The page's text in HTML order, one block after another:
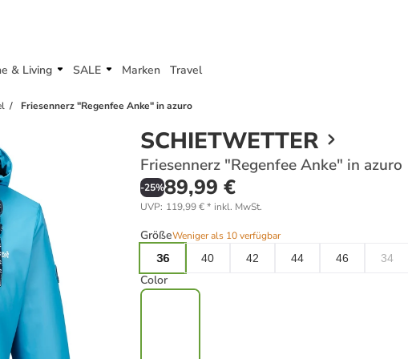
& Living SALE Marken Travel
Friesennerz "Regenfee Anke" in azuro
SCHIETWETTER
Friesennerz "Regenfee Anke" in azuro
-25%89,99 €
UVP: 119,99 €* inkl. MwSt.
GrößeWeniger als 10 verfügbar
36
40 42 44 46 34
Color